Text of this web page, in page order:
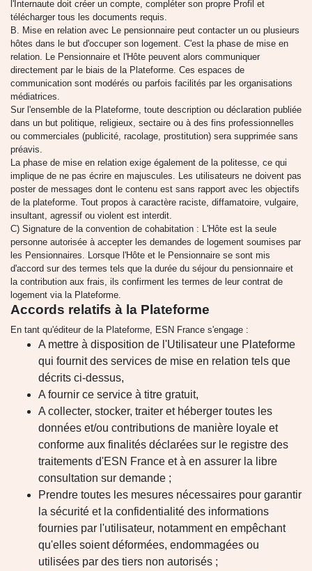
l'Internaute doit créer un compte, compléter son propre Profil et
télécharger tous les documents requis.
B. Mise en relation avec Le pensionnaire peut contacter un ou plusieurs
hôtes dans le but d'occuper son logement. C'est la phase de mise en
relation. Le Pensionnaire et l'Hôte peuvent alors communiquer
directement par le biais de la Plateforme. Ces espaces de
communication sont modérés ou parfois facilités par les organisations
médiatrices.
Sur l'ensemble de la Plateforme, toute description ou déclaration publiée
dans un but politique, religieux, sectaire ou à des fins professionnelles
ou commerciales (publicité, racolage, prostitution) sera supprimée sans
préavis.
La phase de mise en relation exige également de la politesse, ce qui
implique de ne pas écrire en majuscules. Les utilisateurs ne doivent pas
poster de messages dont le contenu est sans rapport avec les objectifs
de la plateforme. Tout propos à caractère raciste, diffamatoire, vulgaire,
insultant, agressif ou violent est interdit.
C) Signature de la convention de cohabitation : L'Hôte est la seule
personne autorisée à accepter les demandes de logement soumises par
les Pensionnaires. Lorsque l'Hôte et le Pensionnaire se sont mis
d'accord sur des termes tels que la durée du séjour du pensionnaire et
la contribution aux frais, ils confirment les termes de leur contrat de
logement via la Plateforme.
Accords relatifs à la Plateforme
En tant qu'éditeur de la Plateforme, ESN France s'engage :
A mettre à disposition de l'Utilisateur une Plateforme
qui fournit des services de mise en relation tels que
décrits ci-dessus,
A fournir ce service à titre gratuit,
A collecter, stocker, traiter et héberger toutes les
données et/ou contributions de manière loyale et
conforme aux finalités déclarées sur le registre des
traitements d'ESN France et à en assurer la libre
consultation sur demande ;
Prendre toutes les mesures nécessaires pour garantir
la sécurité et la confidentialité des informations
fournies par l'utilisateur, notamment en empêchant
qu'elles soient déformées, endommagées ou
utilisées par des tiers non autorisés ;